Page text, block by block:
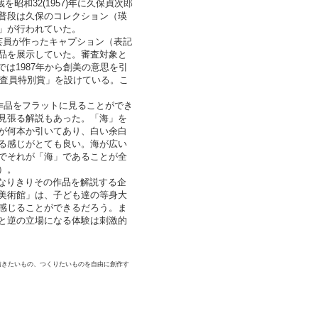
昭和32(1957)年に久保貞次郎
段は久保のコレクション（瑛
行われていた。
が作ったキャプション（表記
を展示していた。審査対象と
1987年から創美の意思を引
員特別賞」を設けている。こ
をフラットに見ることができ
張る解説もあった。「海」を
何本か引いてあり、白い余白
感じがとても良い。海が広い
それが「海」であることが全
。
きりその作品を解説する企
術館」は、子ども達の等身大
じることができるだろう。ま
逆の立場になる体験は刺激的
たいもの、つくりたいものを自由に創作す